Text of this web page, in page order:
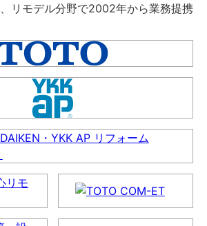
リモデル分野で2002年から業務提携